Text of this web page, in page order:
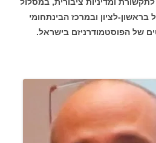
לציון ובמרכז הבינתחומי
של הפוסטמודרניזם בישראל.